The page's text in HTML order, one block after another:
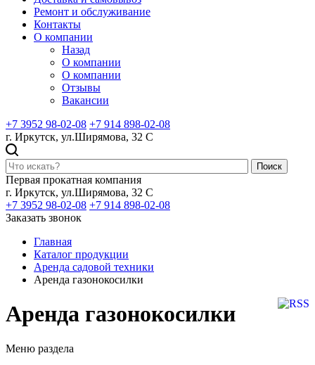
Ремонт и обслуживание
Контакты
О компании
Назад
О компании
О компании
Отзывы
Вакансии
+7 3952 98-02-08 +7 914 898-02-08
г. Иркутск, ул.Ширямова, 32 С
Поиск
Первая прокатная компания
г. Иркутск, ул.Ширямова, 32 С
+7 3952 98-02-08 +7 914 898-02-08
Заказать звонок
Главная
Каталог продукции
Аренда садовой техники
Аренда газонокосилки
Аренда газонокосилки
Меню раздела